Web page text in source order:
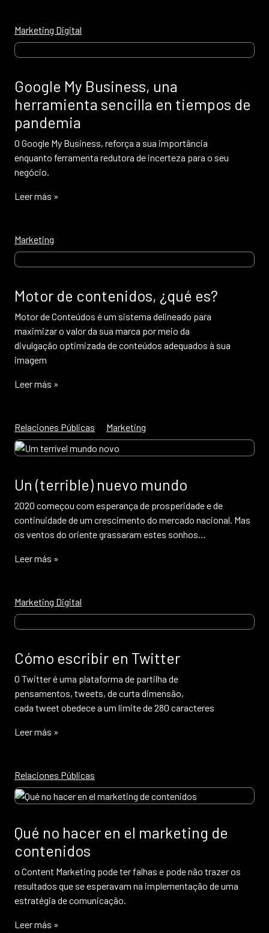
Marketing Digital
Google My Business, una
herramienta sencilla en tiempos de
pandemia
O Google My Business, reforça a sua importância
enquanto ferramenta redutora de incerteza para o seu
negócio.
Leer más »
Marketing
Motor de contenidos, ¿qué es?
Motor de Conteúdos é um sistema delineado para
maximizar o valor da sua marca por meio da
divulgação optimizada de conteúdos adequados à sua
imagem
Leer más »
Relaciones Públicas Marketing
Un (terrible) nuevo mundo
2020 começou com esperança de prosperidade e de
continuidade de um crescimento do mercado nacional. Mas
os ventos do oriente grassaram estes sonhos…
Leer más »
Marketing Digital
Cómo escribir en Twitter
O Twitter é uma plataforma de partilha de
pensamentos, tweets, de curta dimensão,
cada tweet obedece a um limite de 280 caracteres
Leer más »
Relaciones Públicas
Qué no hacer en el marketing de
contenidos
o Content Marketing pode ter falhas e pode não trazer os
resultados que se esperavam na implementação de uma
estratégia de comunicação.
Leer más »